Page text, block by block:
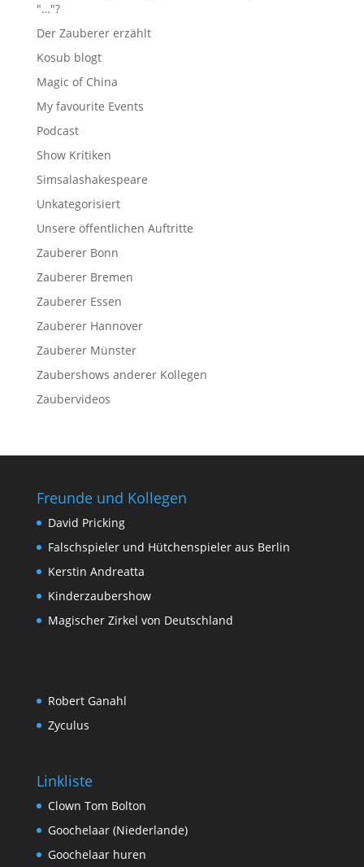
"…"?
Der Zauberer erzählt
Kosub blogt
Magic of China
My favourite Events
Podcast
Show Kritiken
Simsalashakespeare
Unkategorisiert
Unsere öffentlichen Auftritte
Zauberer Bonn
Zauberer Bremen
Zauberer Essen
Zauberer Hannover
Zauberer Münster
Zaubershows anderer Kollegen
Zaubervideos
Freunde und Kollegen
David Pricking
Falschspieler und Hütchenspieler aus Berlin
Kerstin Andreatta
Kinderzaubershow
Magischer Zirkel von Deutschland
Robert Ganahl
Zyculus
Linkliste
Clown Tom Bolton
Goochelaar (Niederlande)
Goochelaar huren